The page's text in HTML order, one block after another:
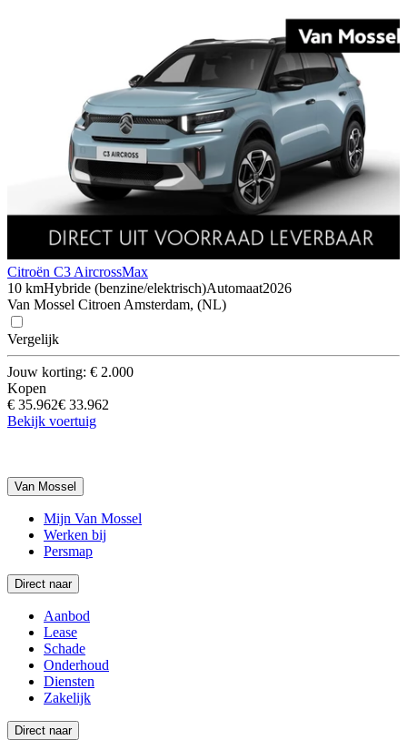
Citroën C3 AircrossMax
10 kmHybride (benzine/elektrisch)Automaat2026
Van Mossel Citroen Amsterdam, (NL)
Vergelijk
Jouw korting: € 2.000
Kopen
€ 35.962€ 33.962
Bekijk voertuig
Van Mossel
Mijn Van Mossel
Werken bij
Persmap
Direct naar
Aanbod
Lease
Schade
Onderhoud
Diensten
Zakelijk
Direct naar